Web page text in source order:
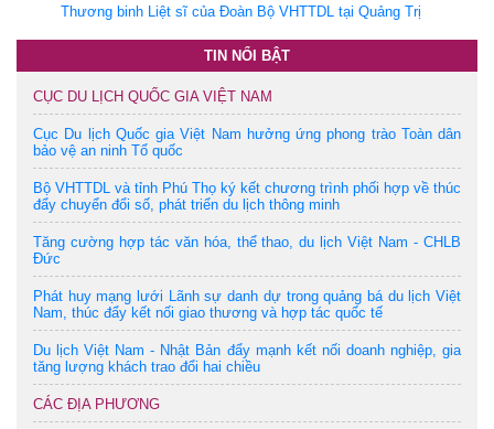
Thương binh Liệt sĩ của Đoàn Bộ VHTTDL tại Quảng Trị
TIN NỔI BẬT
CỤC DU LỊCH QUỐC GIA VIỆT NAM
Cục Du lịch Quốc gia Việt Nam hưởng ứng phong trào Toàn dân
bảo vệ an ninh Tổ quốc
Bộ VHTTDL và tỉnh Phú Thọ ký kết chương trình phối hợp về thúc
đẩy chuyển đổi số, phát triển du lịch thông minh
Tăng cường hợp tác văn hóa, thể thao, du lịch Việt Nam - CHLB
Đức
Phát huy mạng lưới Lãnh sự danh dự trong quảng bá du lịch Việt
Nam, thúc đẩy kết nối giao thương và hợp tác quốc tế
Du lịch Việt Nam - Nhật Bản đẩy mạnh kết nối doanh nghiệp, gia
tăng lượng khách trao đổi hai chiều
CÁC ĐỊA PHƯƠNG